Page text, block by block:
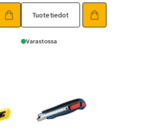
Tuotetiedot
Varastossa